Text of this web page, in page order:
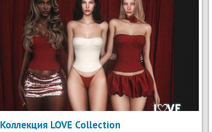
Коллекция LOVE Collection